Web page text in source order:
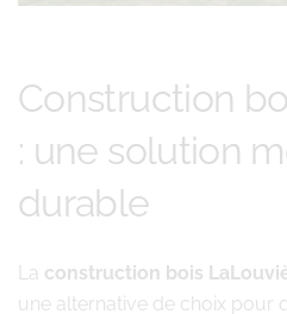
Construction
: une solution
durable
La construction bois
une alternative de choix pour